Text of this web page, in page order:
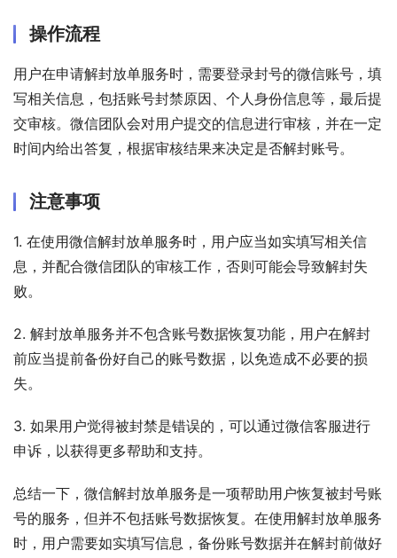
操作流程
用户在申请解封放单服务时，需要登录封号的微信账号，填
写相关信息，包括账号封禁原因、个人身份信息等，最后提
交审核。微信团队会对用户提交的信息进行审核，并在一定
时间内给出答复，根据审核结果来决定是否解封账号。
注意事项
1. 在使用微信解封放单服务时，用户应当如实填写相关信
息，并配合微信团队的审核工作，否则可能会导致解封失
败。
2. 解封放单服务并不包含账号数据恢复功能，用户在解封
前应当提前备份好自己的账号数据，以免造成不必要的损
失。
3. 如果用户觉得被封禁是错误的，可以通过微信客服进行
申诉，以获得更多帮助和支持。
总结一下，微信解封放单服务是一项帮助用户恢复被封号账
号的服务，但并不包括账号数据恢复。在使用解封放单服务
时，用户需要如实填写信息，备份账号数据并在解封前做好